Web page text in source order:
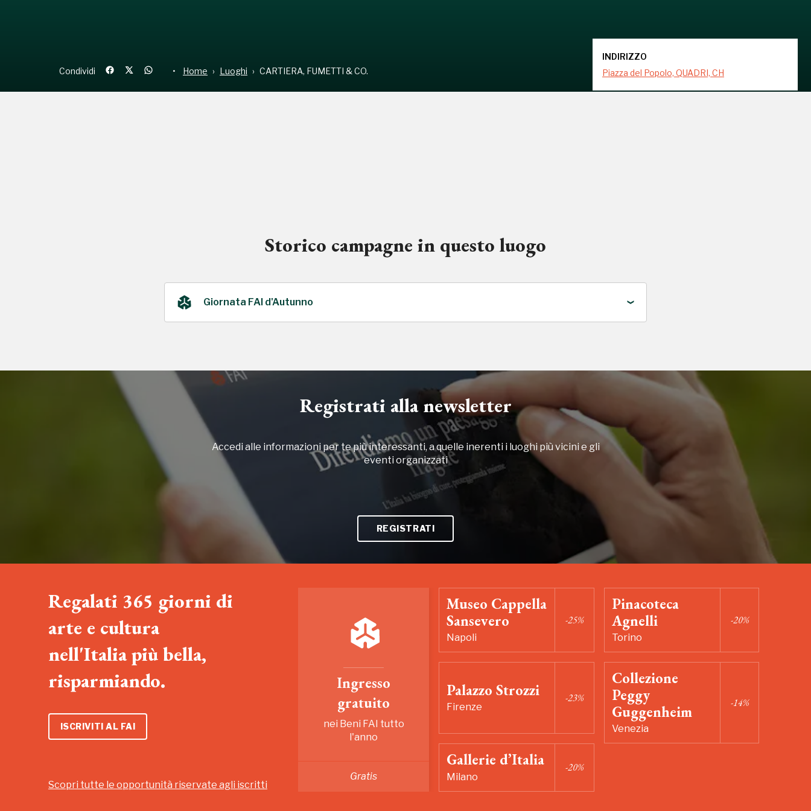
Condividi Home Luoghi CARTIERA, FUMETTI & CO.
INDIRIZZO
Piazza del Popolo, QUADRI, CH
Storico campagne in questo luogo
Giornata FAI d'Autunno
Registrati alla newsletter
Accedi alle informazioni per te più interessanti, a quelle inerenti i luoghi più vicini e gli
eventi organizzati
REGISTRATI
Regalati 365 giorni di
arte e cultura
nell'Italia più bella,
risparmiando.
ISCRIVITI AL FAI
Scopri tutte le opportunità riservate agli iscritti
Ingresso
gratuito
nei Beni FAI tutto
l'anno
Gratis
Museo Cappella
Sansevero
Napoli
-25%
Pinacoteca
Agnelli
Torino
-20%
Palazzo Strozzi
Firenze
-23%
Collezione
Peggy
Guggenheim
Venezia
-14%
Gallerie d’Italia
Milano
-20%